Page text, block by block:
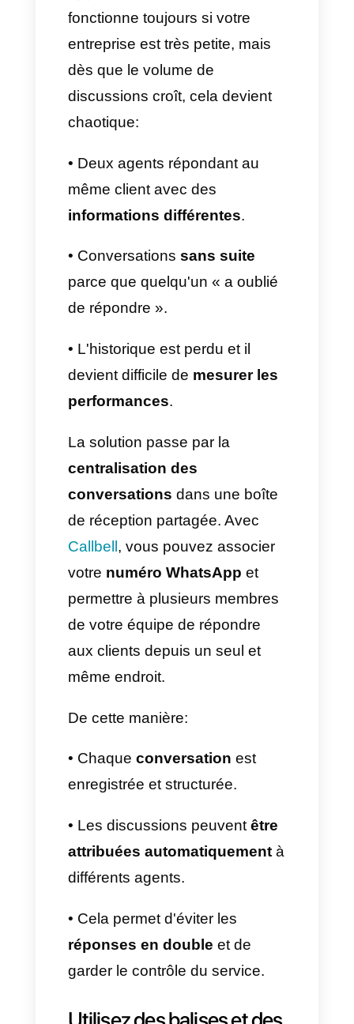
nous vous proposons
d'améliorer la collaboration
au sein de votre équipe de
service client surWhatsApp
Centrez les
conversations dans une
L'erreur la plus répandue chez
les entreprises est de
partir d'un seul téléphone ou
appareil. Bien sûr, cela
fonctionne toujours si votre
entreprise est très petite, mais
dès que le volume de
discussions croît, cela devient
chaotique:
• Deux agents répondant au
même client avec des
informations différentes
• Conversations
parce que quelqu'un « a oublié
de répondre ».
• L'historique est perdu et il
devient difficile de
La solution passe par la
conversationsdans une boîte